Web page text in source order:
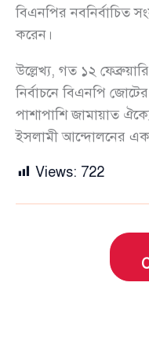
বিএনপির নবনির্বাচিত
করেন।
উল্লেখ্য, গত ১২
নির্বাচনে বিএনপি
পাশাপাশি জামায়াত
ইসলামী আন্দোলনের
Views: 722